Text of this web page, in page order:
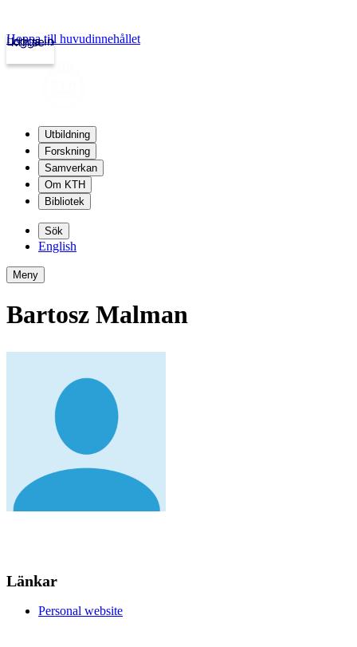
kth.se
Logga in
Hoppa till huvudinnehållet
Utbildning
Forskning
Samverkan
Om KTH
Bibliotek
Sök
English
Meny
Bartosz Malman
Länkar
Personal website